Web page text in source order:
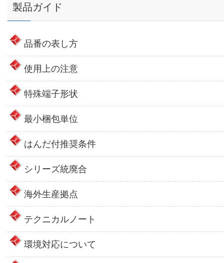
製品ガイド
品番の表し方
使用上の注意
特殊端子形状
最小梱包単位
はんだ付推奨条件
シリーズ統廃合
海外生産拠点
テクニカルノート
環境対応について